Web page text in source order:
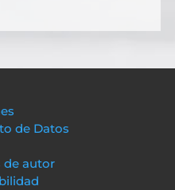
de Datos
de autor